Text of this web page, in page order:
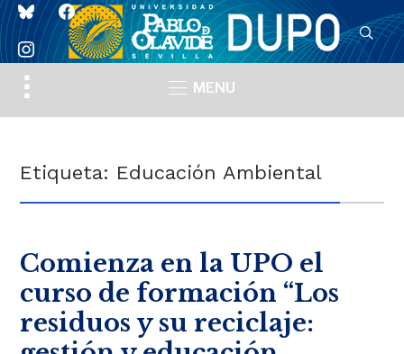
blueskyfacebook
instagram
Toggle
sidebar
MENU
Etiqueta: Educación Ambiental
Comienza en la UPO el
curso de formación “Los
residuos y su reciclaje: